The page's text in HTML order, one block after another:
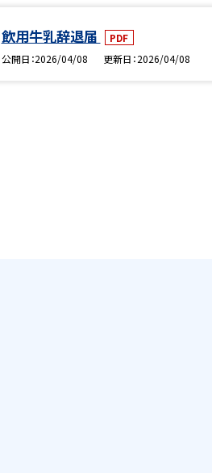
飲用牛乳辞退届
PDF
公開日 2026/04/08 更新日 2026/04/08